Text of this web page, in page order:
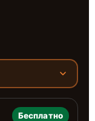
Бесплатно